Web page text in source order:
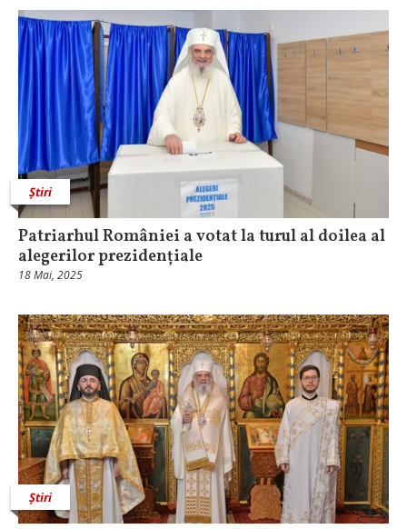
Știri
Patriarhul României a votat la turul al doilea al
alegerilor prezidențiale
18 Mai, 2025
Știri